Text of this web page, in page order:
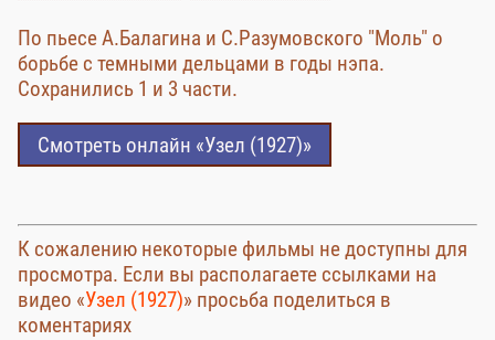
По пьесе А.Балагина и С.Разумовского "Моль" о
борьбе с темными дельцами в годы нэпа.
Сохранились 1 и 3 части.
Смотреть онлайн «Узел (1927)»
К сожалению некоторые фильмы не доступны для
просмотра. Если вы располагаете ссылками на
видео «Узел (1927)» просьба поделиться в
коментариях